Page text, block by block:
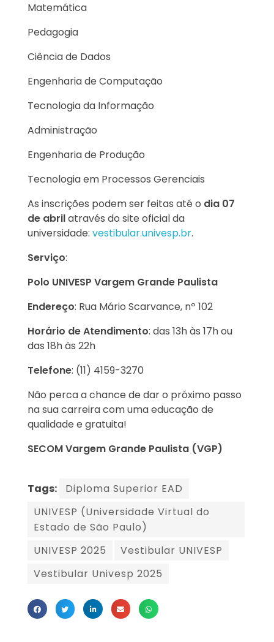
Matemática
Pedagogia
Ciência de Dados
Engenharia de Computação
Tecnologia da Informação
Administração
Engenharia de Produção
Tecnologia em Processos Gerenciais
As inscrições podem ser feitas até o dia 07
de abrilatravés do site oficial da
universidade: vestibular.univesp.br.
Serviço:
Polo UNIVESP Vargem Grande Paulista
Endereço: Rua Mário Scarvance, nº 102
Horário de Atendimento: das 13h às 17h ou
das 18h às 22h
Telefone: (11) 4159-3270
Não perca a chance de dar o próximo passo
na sua carreira com uma educação de
qualidade e gratuita!
SECOM Vargem Grande Paulista (VGP)
Tags:
Diploma Superior EAD
UNIVESP (Universidade Virtual do
Estado de São Paulo)
UNIVESP 2025
Vestibular UNIVESP
Vestibular Univesp 2025